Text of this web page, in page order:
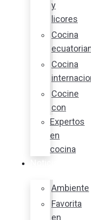
y
licores
Cocina
Cocina
Cocine
con
Expertos
en
cocina
Ambiente
Favorita
en